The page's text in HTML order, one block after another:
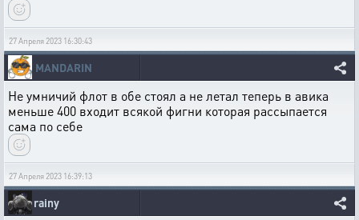
27 Апреля 2023 16:30:43
MANDARIN
Не умничий флот в обе стоял а не летал теперь в авика
меньше 400 входит всякой фигни которая рассыпается
сама по себе
27 Апреля 2023 16:39:13
rainy